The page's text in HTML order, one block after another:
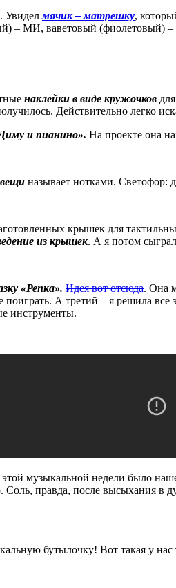
Увиделмячик – матрешку,
– МИ, ваветовый (фиолетовый) –
наклейки в виде кружочков
Действительно легко
и пианино». На проекте она
называет нотками.
крышек для
из крышек. А я потом
«Репка». Идея вот отсюда. Она
А третий – я решила все
инструменты.
музыкальной недели было
правда, после высыхания в
бутылочку! Вот такая у нас